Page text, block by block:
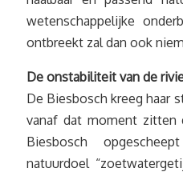
wetenschappelijke
ontbreekt zal dan ook
De onstabiliteit van de
De Biesbosch kreeg haar
vanaf dat moment zitten
Biesbosch
natuurdoel